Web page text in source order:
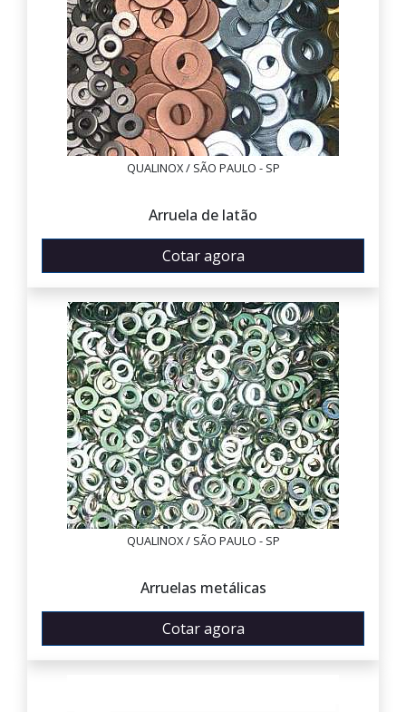
QUALINOX / SÃO PAULO - SP
Arruela de latão
Cotar agora
QUALINOX / SÃO PAULO - SP
Arruelas metálicas
Cotar agora